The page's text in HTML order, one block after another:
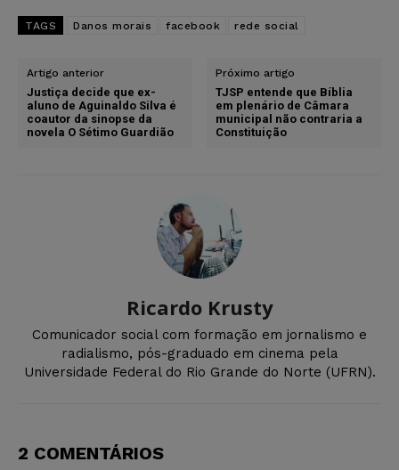
TAGS Danos morais facebook rede social
Artigo anterior
Justiça decide que ex-
aluno de Aguinaldo Silva é
coautor da sinopse da
novela O Sétimo Guardião
Próximo artigo
TJSP entende que Bíblia
em plenário de Câmara
municipal não contraria a
Constituição
Ricardo Krusty
Comunicador social com formação em jornalismo e
radialismo, pós-graduado em cinema pela
Universidade Federal do Rio Grande do Norte (UFRN).
2 COMENTÁRIOS